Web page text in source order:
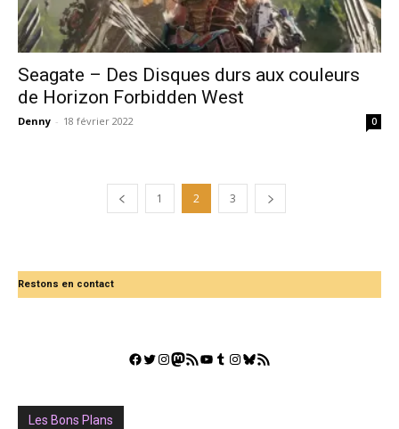
Seagate – Des Disques durs aux couleurs
de Horizon Forbidden West
Denny - 18 février 2022 0
1 2 3
Restons en contact
Facebook
Twitter
Instagram
Mastodon
Flux RSSYouTube
Tumblr
Instagram
Bluesky
GestGame
Les Bons Plans